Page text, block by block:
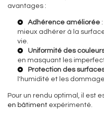
avantages :
Adhérence améliorée
mieux adhérer à la
vie.
Uniformité des
en masquant les
Protection des
l'humidité et les
Pour un rendu optimal, il est
en bâtiment expérimenté.